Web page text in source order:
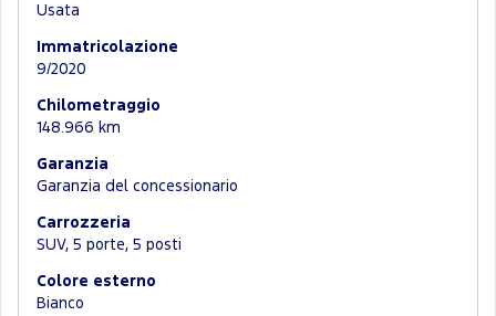
Usata
Immatricolazione
9/2020
Chilometraggio
148.966 km
Garanzia
Garanzia del concessionario
Carrozzeria
SUV, 5 porte, 5 posti
Colore esterno
Bianco